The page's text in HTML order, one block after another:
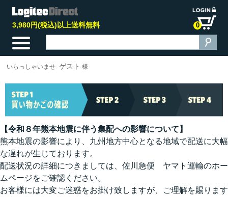
3,980円(税込)以上送料無料 0
いらっしゃいませ ゲスト 様
【令和８年熊本地震に伴う集配への影響について】
熊本地震の影響により、九州地方中心となる地域で配送に大幅
な遅れが生じております。
配送状況の詳細につきましては、佐川急便 ヤマト運輸のホー
ムページをご確認ください。
お客様には大変ご迷惑をお掛け致しますが、ご理解を賜ります